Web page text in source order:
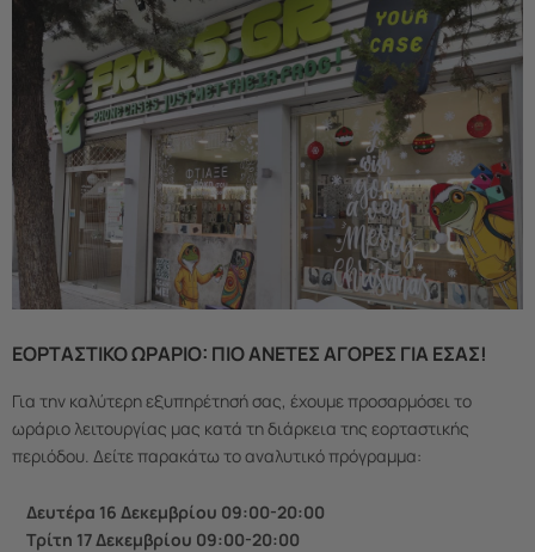
ΕΟΡΤΑΣΤΙΚΌ ΩΡΆΡΙΟ: ΠΙΟ ΆΝΕΤΕΣ ΑΓΟΡΈΣ ΓΙΑ ΕΣΆΣ!
Για την καλύτερη εξυπηρέτησή σας, έχουμε προσαρμόσει το
ωράριο λειτουργίας μας κατά τη διάρκεια της εορταστικής
περιόδου. Δείτε παρακάτω το αναλυτικό πρόγραμμα:
Δευτέρα 16 Δεκεμβρίου 09:00-20:00
Τρίτη 17 Δεκεμβρίου 09:00-20:00